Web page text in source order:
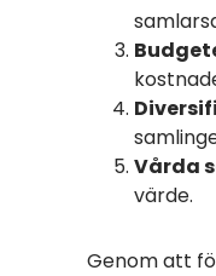
Vårda
värde.
Genom att